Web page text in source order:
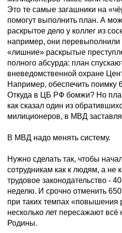
Это те самые загашники на
помогут выполнить план. А
раскрытое дело у коллег из
например, они перевыполнили
«лишние» раскрытые
полного абсурда: план
вневедомственной охране
Например, обеспечить поимку
Откуда в ЦБ РФ бомжи? Но
как сказал один из
милиционеров, в МВД
В МВД надо менять систему.
Нужно сделать так, чтобы
сотрудникам как к людям, а не
трудовое законодательство -
неделю. И срочно отменить
при таких темпах «повышения
несколько лет пересажают
Родины.